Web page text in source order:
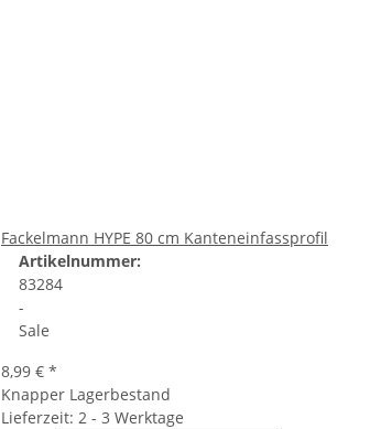
Fackelmann HYPE 80 cm Kanteneinfassprofil
Artikelnummer:
83284
-
Sale
8,99 € *
Knapper Lagerbestand
Lieferzeit: 2 - 3 Werktage